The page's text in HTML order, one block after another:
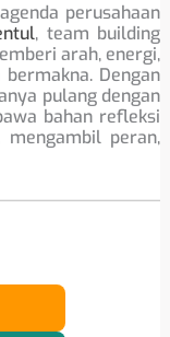
perusahaan
, team building
arah, energi,
Dengan
pulang dengan
bahan refleksi
peran,